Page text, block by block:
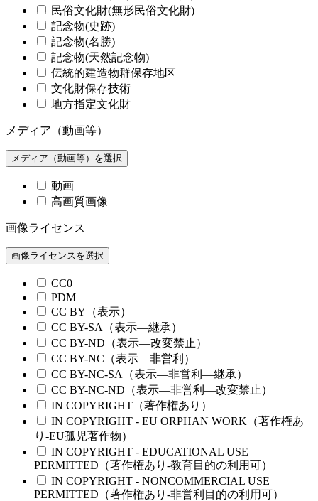
民俗文化財(無形民俗文化財)
記念物(史跡)
記念物(名勝)
記念物(天然記念物)
伝統的建造物群保存地区
文化財保存技術
地方指定文化財
メディア（動画等）
メディア（動画等）を選択
動画
高画質画像
画像ライセンス
画像ライセンスを選択
CC0
PDM
CC BY（表示）
CC BY-SA（表示—継承）
CC BY-ND（表示—改変禁止）
CC BY-NC（表示—非営利）
CC BY-NC-SA（表示—非営利—継承）
CC BY-NC-ND（表示—非営利—改変禁止）
IN COPYRIGHT（著作権あり）
IN COPYRIGHT - EU ORPHAN WORK（著作権あ
り-EU孤児著作物）
IN COPYRIGHT - EDUCATIONAL USE
PERMITTED（著作権あり-教育目的の利用可）
IN COPYRIGHT - NONCOMMERCIAL USE
PERMITTED（著作権あり-非営利目的の利用可）